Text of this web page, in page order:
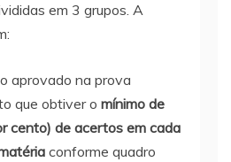
em 3 grupos. A
aprovado na prova
que obtiver o mínimo de
cento) de acertos em cada
conforme quadro